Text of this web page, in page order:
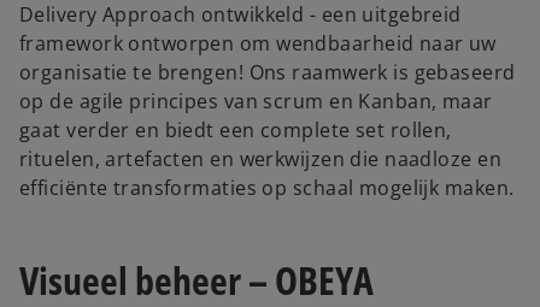
Delivery Approach ontwikkeld - een uitgebreid
framework ontworpen om wendbaarheid naar uw
organisatie te brengen! Ons raamwerk is gebaseerd
op de agile principes van scrum en Kanban, maar
gaat verder en biedt een complete set rollen,
rituelen, artefacten en werkwijzen die naadloze en
efficiënte transformaties op schaal mogelijk maken.
Visueel beheer – OBEYA